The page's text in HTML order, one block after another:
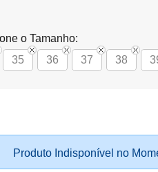
o Tamanho:
35 36 37 38
Produto Indisponível no